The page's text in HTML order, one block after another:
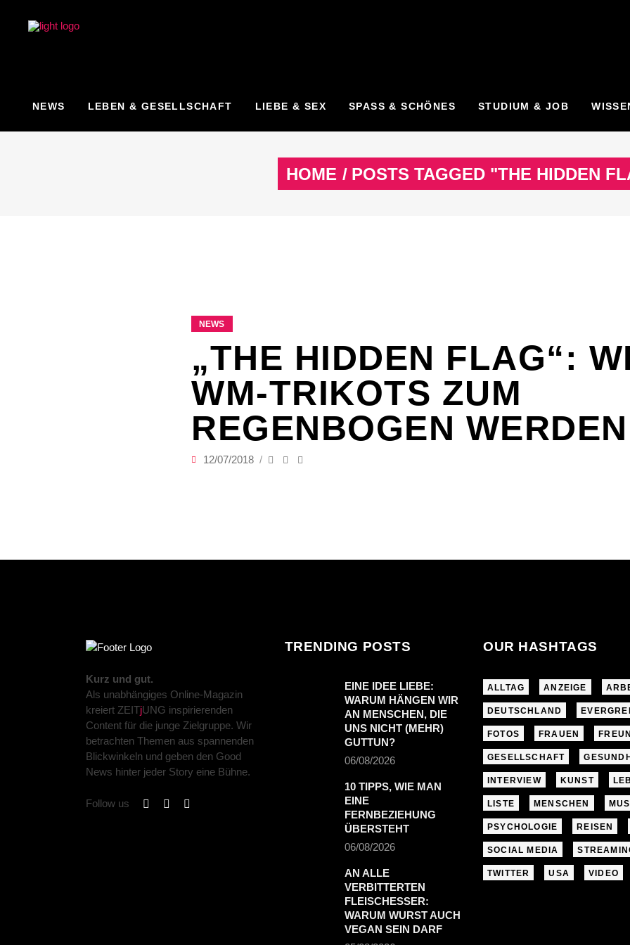
NEWS LEBEN & GESELLSCHAFT LIEBE & SEX SPASS & SCHÖNES STUDIUM & JOB
HOME / POSTS TAGGED "THE HIDDEN
NEWS
„THE HIDDEN FLAG“:
WM-TRIKOTS ZUM
REGENBOGEN WERDEN
12/07/2018
Kurz und gut.
Als unabhängiges Online-Magazin
kreiert ZEITjUNG inspirierenden
Content für die junge Zielgruppe. Wir
betrachten Themen aus spannenden
Blickwinkeln und geben den Good
News hinter jeder Story eine Bühne.
Follow us
TRENDING POSTS
EINE IDEE LIEBE:
WARUM HÄNGEN WIR
AN MENSCHEN, DIE
UNS NICHT (MEHR)
GUTTUN?
06/08/2026
10 TIPPS, WIE MAN
EINE
FERNBEZIEHUNG
ÜBERSTEHT
06/08/2026
AN ALLE
VERBITTERTEN
FLEISCHESSER:
WARUM WURST AUCH
VEGAN SEIN DARF
OUR HASHTAGS
ALLTAG ANZEIGE
DEUTSCHLAND
FOTOS FRAUEN
GESELLSCHAFT
INTERVIEW KUNST
LISTE MENSCHEN
PSYCHOLOGIE REISEN
SOCIAL MEDIA
TWITTER USA VIDEO